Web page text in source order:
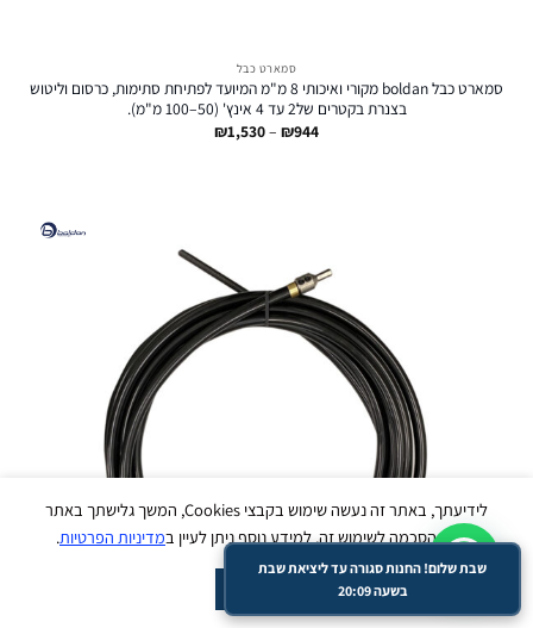
סמארט כבל
סמארט כבל boldan מקורי ואיכותי 8 מ"מ המיועד לפתיחת סתימות, כרסום וליטוש
בצנרת בקטרים של2 עד 4 אינץ' (50–100 מ"מ).
₪944
–
₪1,530 טווח
לידיעתך, באתר זה נעשה שימוש בקבצי Cookies, המשך גלישתך באתר
מהווה הסכמה לשימוש זה, למידע נוסף ניתן לעיין במדיניות הפרטיות.
עבודי ליינס
נשמח לסייע לך בכל שאלה - זמינים עכשיו
בווטסאפ :)
מעבר מהיר ל-WhatsApp
שבת שלום! החנות סגורה עד ליציאת שבת
בשעה 20:09